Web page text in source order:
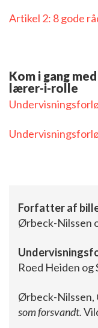
Artikel 2: 8 gode
Kom i gang
lærer-i-rolle
Forfatter af
Ørbeck-Nilssen
Roed Heiden
Ørbeck-Nilssen,
som forsvandt.